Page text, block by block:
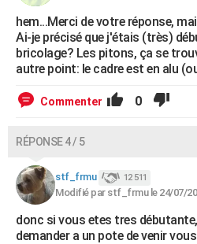
hem...Merci de votre réponse,
Ai-je précisé que j'étais (très)
bricolage? Les pitons, ça se
autre point: le cadre est en alu
Commenter 0
RÉPONSE 4 / 5
stf_frmu 12 511
Modifié par stf_frmu le 24/07/
donc si vous etes tres
demander a un pote de venir